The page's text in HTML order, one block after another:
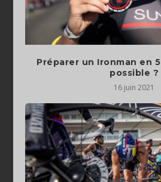
Préparer un Ironman en
possible ?
16 juin 2021